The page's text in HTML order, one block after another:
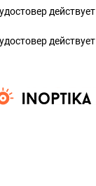
действует
действует